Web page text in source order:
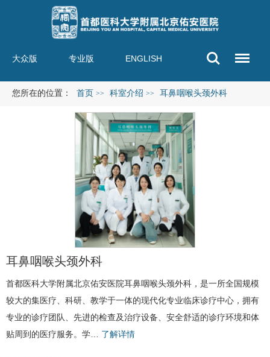
大众版 专业版 ENGLISH
您所在的位置： 首页 >> 科室介绍 >> 耳鼻咽喉头颈外科
耳鼻咽喉头颈外科
首都医科大学附属北京佑安医院耳鼻咽喉头颈外科，是一所全国规模
较大的集医疗、科研、教学于一体的现代化专业临床诊疗中心，拥有
专业的诊疗团队、先进的检查及治疗设备、安全舒适的诊疗环境和体
贴周到的医疗服务。学… 了解详情